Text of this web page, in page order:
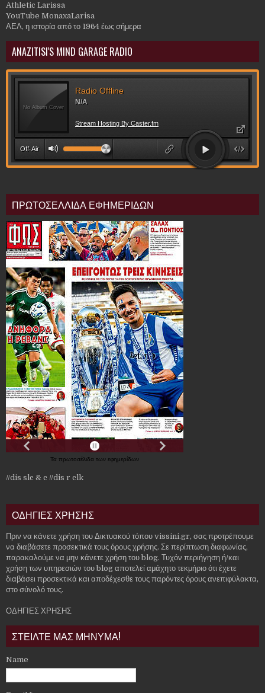
Athletic Larissa
YouTube MonaxaLarisa
ΑΕΛ, η ιστορία από το 1964 έως σήμερα
ANAZITISI'S MIND GARAGE RADIO
ΠΡΩΤΟΣΕΛΛΙΔΑ ΕΦΗΜΕΡΙΔΩΝ
Τα πρωτοσέλιδα των εφημερίδων
//dis slc & c //dis r clk
ΟΔΗΓΙΕΣ ΧΡΗΣΗΣ
Πριν να κάνετε χρήση του Δικτυακού τόπου vissini.gr, σας προτρέπουμε
να διαβάσετε προσεκτικά τους όρους χρήσης. Σε περίπτωση διαφωνίας,
παρακαλούμε να μην κάνετε χρήση του blog. Τυχόν περιήγηση ή/και
χρήση των υπηρεσιών του blog αποτελεί αμάχητο τεκμήριο ότι έχετε
διαβάσει προσεκτικά και αποδέχεσθε τους παρόντες όρους ανεπιφύλακτα,
στο σύνολό τους.
ΟΔΗΓΙΕΣ ΧΡΗΣΗΣ
ΣΤΕΙΛΤΕ ΜΑΣ ΜΗΝΥΜΑ!
Name